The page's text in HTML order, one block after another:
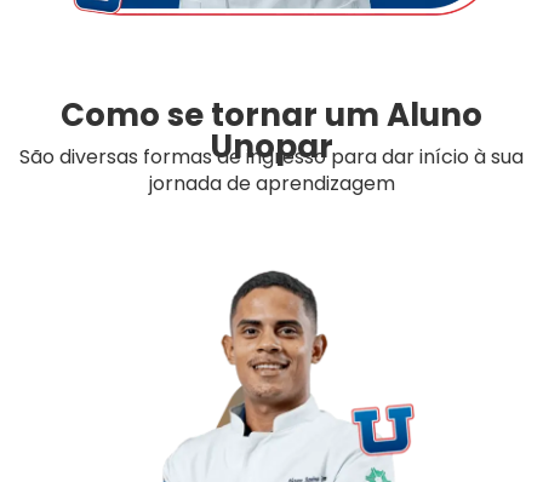
Como se tornar um Aluno
Unopar
São diversas formas de ingresso para dar início à sua
jornada de aprendizagem